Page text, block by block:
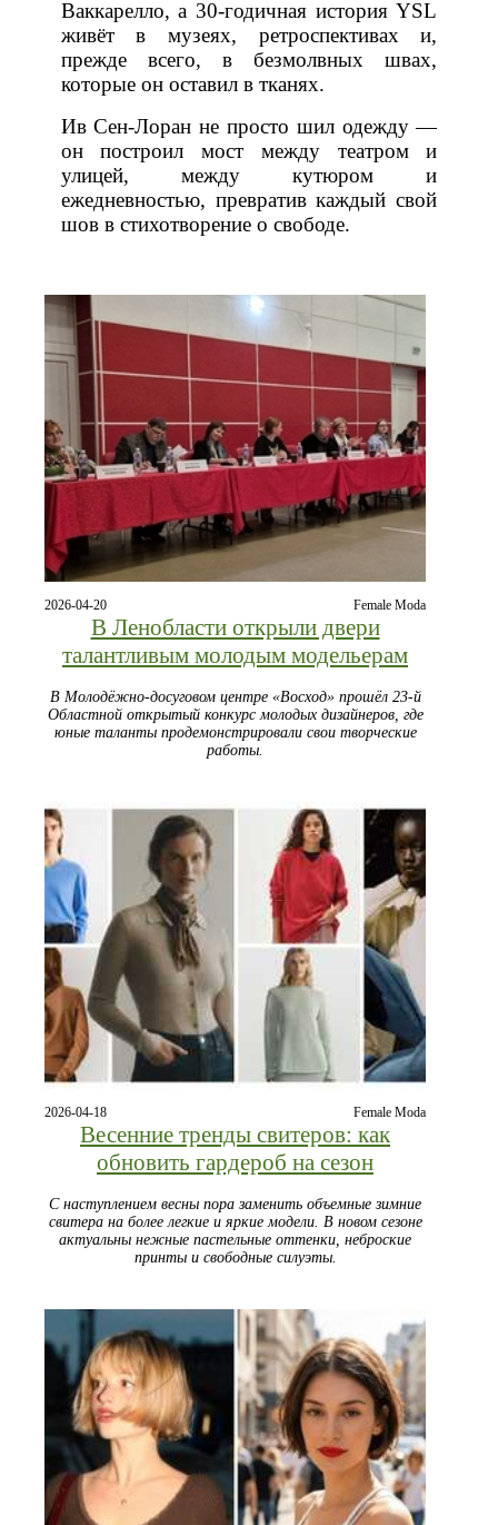
Ваккарелло, а 30‑годичная история YSL
живёт в музеях, ретроспективах и,
прежде всего, в безмолвных швах,
которые он оставил в тканях.
Ив Сен‑Лоран не просто шил одежду —
он построил мост между театром и
улицей, между кутюром и
ежедневностью, превратив каждый свой
шов в стихотворение о свободе.
2026-04-20 Female Moda
В Ленобласти открыли двери
талантливым молодым модельерам
В Молодёжно-досуговом центре «Восход» прошёл 23-й
Областной открытый конкурс молодых дизайнеров, где
юные таланты продемонстрировали свои творческие
работы.
2026-04-18 Female Moda
Весенние тренды свитеров: как
обновить гардероб на сезон
С наступлением весны пора заменить объемные зимние
свитера на более легкие и яркие модели. В новом сезоне
актуальны нежные пастельные оттенки, неброские
принты и свободные силуэты.